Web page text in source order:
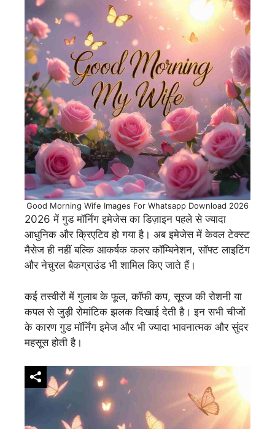
Good Morning Wife Images For Whatsapp Download 2026
2026 में गुड मॉर्निंग इमेजेस का डिज़ाइन पहले से ज्यादा
आधुनिक और क्रिएटिव हो गया है। अब इमेजेस में केवल टेक्स्ट
मैसेज ही नहीं बल्कि आकर्षक कलर कॉम्बिनेशन, सॉफ्ट लाइटिंग
और नेचुरल बैकग्राउंड भी शामिल किए जाते हैं।
कई तस्वीरों में गुलाब के फूल, कॉफी कप, सूरज की रोशनी या
कपल से जुड़ी रोमांटिक झलक दिखाई देती है। इन सभी चीजों
के कारण गुड मॉर्निंग इमेज और भी ज्यादा भावनात्मक और सुंदर
महसूस होती है।